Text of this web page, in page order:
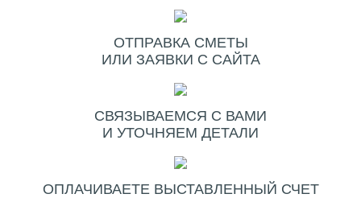
ОТПРАВКА СМЕТЫ
ИЛИ ЗАЯВКИ С САЙТА
СВЯЗЫВАЕМСЯ С ВАМИ
И УТОЧНЯЕМ ДЕТАЛИ
ОПЛАЧИВАЕТЕ ВЫСТАВЛЕННЫЙ СЧЕТ